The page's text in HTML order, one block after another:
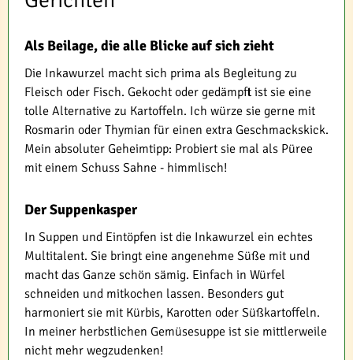
Als Beilage, die alle Blicke auf sich zieht
Die Inkawurzel macht sich prima als Begleitung zu
Fleisch oder Fisch. Gekocht oder gedämpft ist sie eine
tolle Alternative zu Kartoffeln. Ich würze sie gerne mit
Rosmarin oder Thymian für einen extra Geschmackskick.
Mein absoluter Geheimtipp: Probiert sie mal als Püree
mit einem Schuss Sahne - himmlisch!
Der Suppenkasper
In Suppen und Eintöpfen ist die Inkawurzel ein echtes
Multitalent. Sie bringt eine angenehme Süße mit und
macht das Ganze schön sämig. Einfach in Würfel
schneiden und mitkochen lassen. Besonders gut
harmoniert sie mit Kürbis, Karotten oder Süßkartoffeln.
In meiner herbstlichen Gemüsesuppe ist sie mittlerweile
nicht mehr wegzudenken!